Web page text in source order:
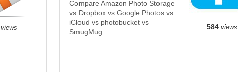
views
Compare Amazon Photo Storage
vs Dropbox vs Google Photos vs
iCloud vs photobucket vs
SmugMug
584 views